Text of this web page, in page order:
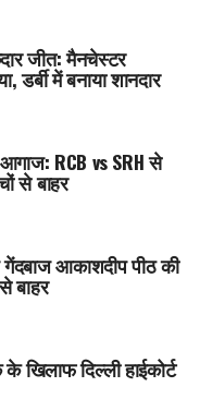
जीत: मैनचेस्टर
डर्बी में बनाया शानदार
RCB vs SRH से
से बाहर
आकाशदीप पीठ की
बाहर
खिलाफ दिल्ली हाईकोर्ट